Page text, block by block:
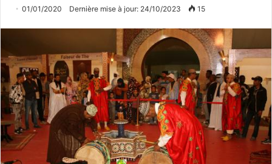
01/01/2020 Dernière mise à jour: 24/10/2023 15